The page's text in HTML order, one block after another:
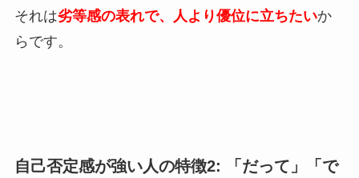
それは劣等感の表れで、人より優位に立ちたいか
らです。
自己否定感が強い人の特徴2: 「だって」「で